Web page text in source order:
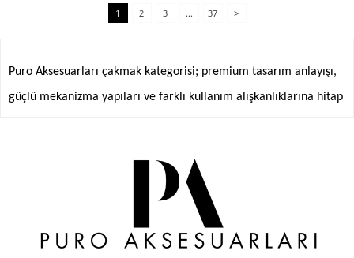
1 2 3 ... 37 >
Puro Aksesuarları çakmak kategorisi; premium tasarım anlayışı,
güçlü mekanizma yapıları ve farklı kullanım alışkanlıklarına hitap
flame seçeneklerine, masa tipi tasarımlardan soft flame
serilerine kadar birçok alternatif; materyal kalitesi, ergonomik
kullanım ve koleksiyon odaklı tasarım detaylarıyla öne
çıkmaktadır.